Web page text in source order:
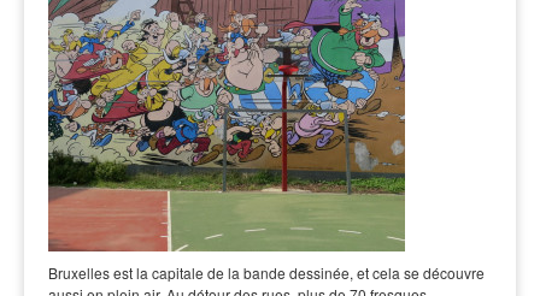
Bruxelles est la capitale de la bande dessinée, et cela se découvre